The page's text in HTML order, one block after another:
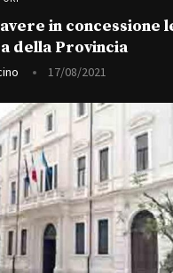
in concessione
della Provincia
17/08/2021